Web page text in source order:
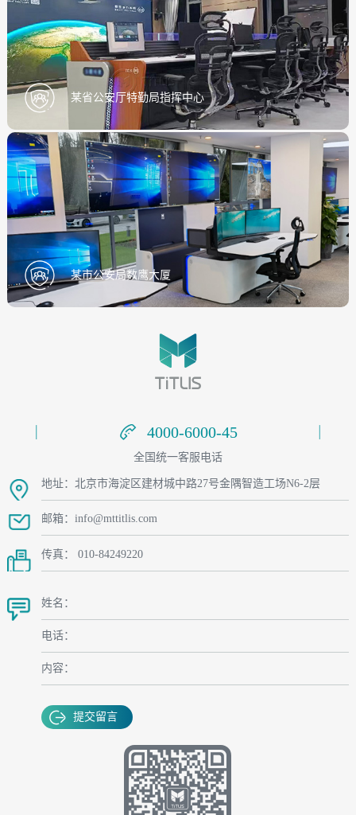
某省公安厅特勤局指挥中心
某市公安局数鹰大厦
4000-6000-45
4000-6000-45
全国统一客服电话
地址：北京市海淀区建材城中路27号金隅智造工场N6-2层
邮箱：info@mttitlis.com
传真： 010-84249220
姓名：
电话：
内容：
提交留言